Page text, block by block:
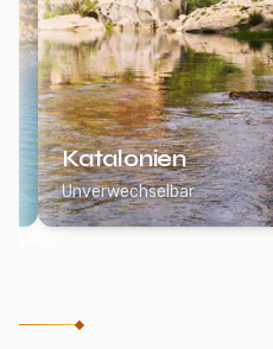
Katalonien
Unverwechselbar